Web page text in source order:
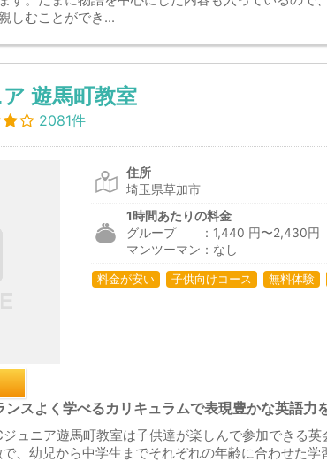
しむことができ...
遊馬町教室
2081件
住所
埼玉県草加市
1時間あたりの料金
グループ ：1,440 円〜2,430円
マンツーマン：なし
料金が安い 子供向けコース 無料体験
スよく学べるカリキュラムで表現豊かな英語力
ュニア遊馬町教室は子供達が楽しんで参加できる英
、幼児から中学生までそれぞれの年齢に合わせた学